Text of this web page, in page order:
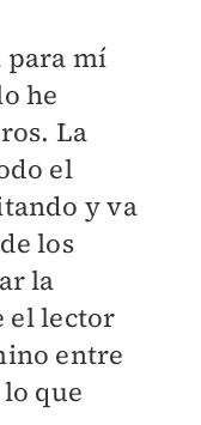
para mí
he
La
el
y va
los
la
el lector
entre
que